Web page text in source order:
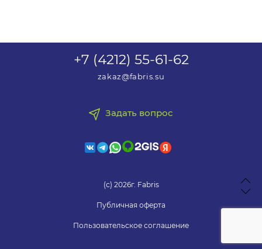
+7 (4212) 55-61-62
zakaz@fabris.su
Задать вопрос
(с) 2026г. Fabris
Публичная оферта
Пользовательское соглашение